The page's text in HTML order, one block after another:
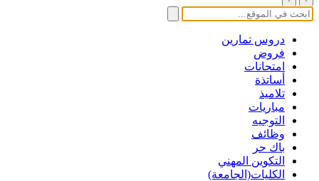
دروس تمارين
فروض
امتحانات
أساتذة
تلاميذ
مباريات
التوجيه
وظائف
باك حر
التكوين المهني
الكليات(الجامعة)